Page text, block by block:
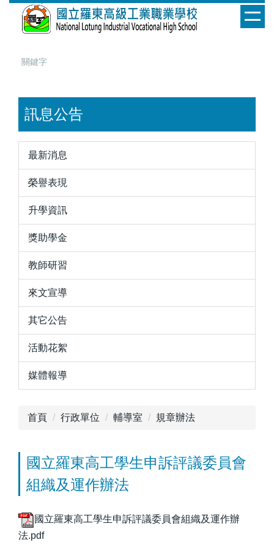
訊息公告
最新消息
榮譽表現
升學資訊
獎助學金
教師研習
來文宣導
其它公告
活動花絮
媒體報導
首頁 行政單位 輔導室 規章辦法
國立羅東高工學生申訴評議委員會
組織及運作辦法
國立羅東高工學生申訴評議委員會組織及運作辦
法.pdf